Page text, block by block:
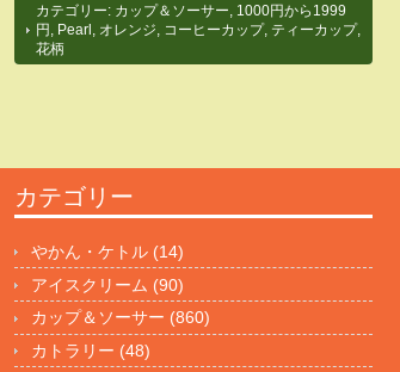
カテゴリー: カップ＆ソーサー
1000円から1999
円
Pearl オレンジ コーヒーカップ, ティーカップ,
花柄
カテゴリー
やかん・ケトル (14)
アイスクリーム (90)
カップ＆ソーサー (860)
カトラリー (48)